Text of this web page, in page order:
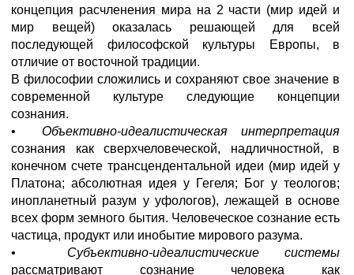
концепция расчленения мира на 2 части (мир идей и
мир вещей) оказалась решающей для всей
последующей философской культуры Европы, в
отличие от восточной традиции.
В философии сложились и сохраняют свое значение в
современной культуре следующие концепции
сознания.
•Объективно-идеалистическая интерпретация
сознания как сверхчеловеческой, надличностной, в
конечном счете трансцендентальной идеи (мир идей у
Платона; абсолютная идея у Гегеля; Бог у теологов;
инопланетный разум у уфологов), лежащей в основе
всех форм земного бытия. Человеческое сознание есть
частица, продукт или инобытие мирового разума.
• Субъективно-идеалистические системы
рассматривают сознание человека как